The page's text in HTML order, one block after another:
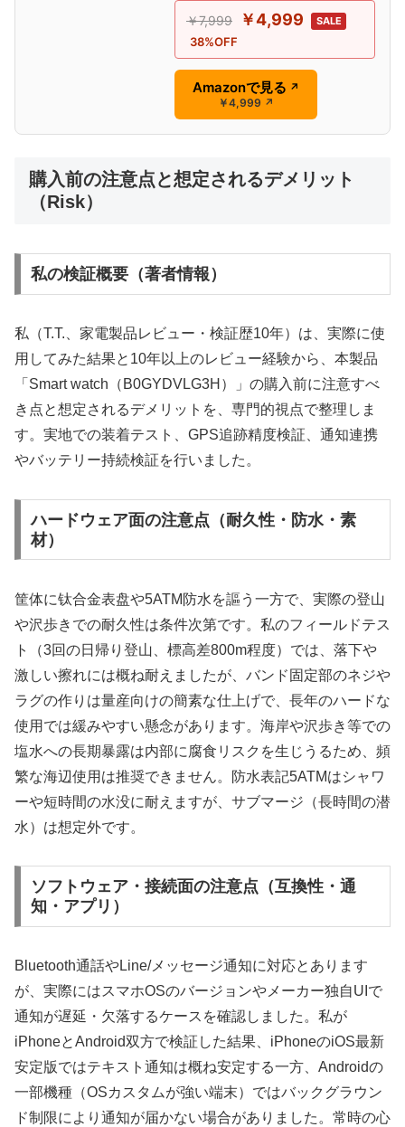
￥7,999 ￥4,999 SALE
38%OFF
Amazonで見る ↗
￥4,999 ↗
購入前の注意点と想定されるデメリット
（Risk）
私の検証概要（著者情報）
私（T.T.、家電製品レビュー・検証歴10年）は、実際に使
用してみた結果と10年以上のレビュー経験から、本製品
「Smart watch（B0GYDVLG3H）」の購入前に注意すべ
き点と想定されるデメリットを、専門的視点で整理しま
す。実地での装着テスト、GPS追跡精度検証、通知連携
やバッテリー持続検証を行いました。
ハードウェア面の注意点（耐久性・防水・素
材）
筐体に钛合金表盘や5ATM防水を謳う一方で、実際の登山
や沢歩きでの耐久性は条件次第です。私のフィールドテス
ト（3回の日帰り登山、標高差800m程度）では、落下や
激しい擦れには概ね耐えましたが、バンド固定部のネジや
ラグの作りは量産向けの簡素な仕上げで、長年のハードな
使用では緩みやすい懸念があります。海岸や沢歩き等での
塩水への長期暴露は内部に腐食リスクを生じうるため、頻
繁な海辺使用は推奨できません。防水表記5ATMはシャワ
ーや短時間の水没に耐えますが、サブマージ（長時間の潜
水）は想定外です。
ソフトウェア・接続面の注意点（互換性・通
知・アプリ）
Bluetooth通話やLine/メッセージ通知に対応とあります
が、実際にはスマホOSのバージョンやメーカー独自UIで
通知が遅延・欠落するケースを確認しました。私が
iPhoneとAndroid双方で検証した結果、iPhoneのiOS最新
安定版ではテキスト通知は概ね安定する一方、Androidの
一部機種（OSカスタムが強い端末）ではバックグラウン
ド制限により通知が届かない場合がありました。常時の心